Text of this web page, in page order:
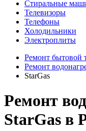
Стиральные
Телевизоры
Телефоны
Холодильники
Электроплиты
Ремонт бытовой
Ремонт
StarGas
Ремонт
StarGas в